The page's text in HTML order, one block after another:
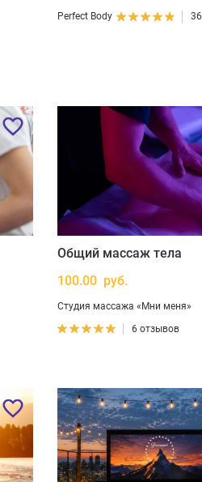
Perfect Body
Общий массаж тела
100.00 руб.
Студия массажа «Мни меня»
6 отзывов